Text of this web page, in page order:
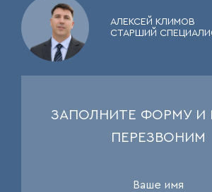
АЛЕКСЕЙ КЛИМОВ
СТАРШИЙ
ЗАПОЛНИТЕ ФОРМУ И
ПЕРЕЗВОНИМ